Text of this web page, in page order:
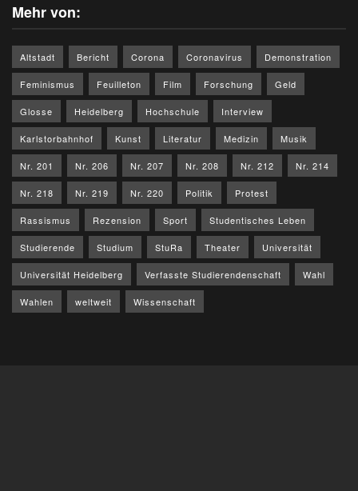
Mehr von:
Altstadt Bericht Corona Coronavirus Demonstration
Feminismus Feuilleton Film Forschung Geld
Glosse Heidelberg Hochschule Interview
Karlstorbahnhof Kunst Literatur Medizin Musik
Nr. 201 Nr. 206 Nr. 207 Nr. 208 Nr. 212 Nr. 214
Nr. 218 Nr. 219 Nr. 220 Politik Protest
Rassismus Rezension Sport Studentisches Leben
Studierende Studium StuRa Theater Universität
Universität Heidelberg Verfasste Studierendenschaft Wahl
Wahlen weltweit Wissenschaft